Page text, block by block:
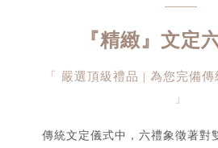
『精緻』文定
「 嚴選頂級禮品 | 為您完備
」
傳統文定儀式中，六禮象徵著對